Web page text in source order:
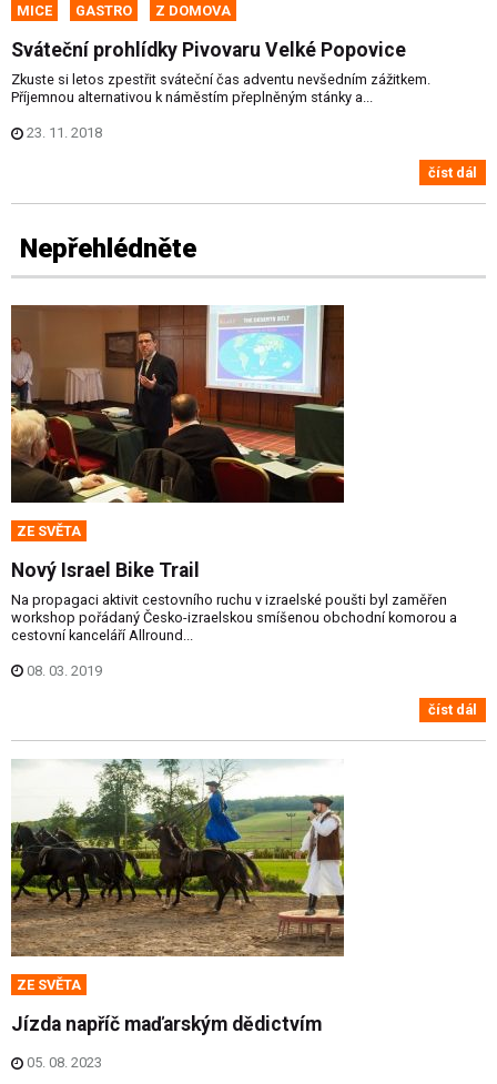
MICE GASTRO Z DOMOVA
Sváteční prohlídky Pivovaru Velké Popovice
Zkuste si letos zpestřit sváteční čas adventu nevšedním zážitkem.
Příjemnou alternativou k náměstím přeplněným stánky a...
23. 11. 2018
číst dál
Nepřehlédněte
ZE SVĚTA
Nový Israel Bike Trail
Na propagaci aktivit cestovního ruchu v izraelské poušti byl zaměřen
workshop pořádaný Česko-izraelskou smíšenou obchodní komorou a
cestovní kanceláří Allround...
08. 03. 2019
číst dál
ZE SVĚTA
Jízda napříč maďarským dědictvím
05. 08. 2023